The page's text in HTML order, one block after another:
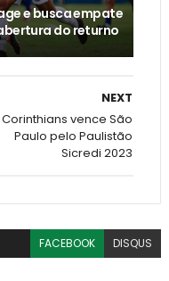
e busca empate
do returno
NEXT
Corinthians vence São
Paulo pelo Paulistão
Sicredi 2023
FACEBOOK DISQUS